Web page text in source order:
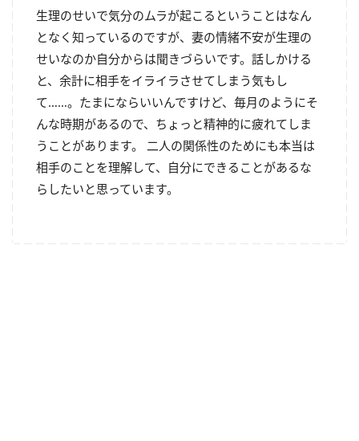
生理のせいで気分のムラが起こるということはなん
となく知っているのですが、妻の情緒不安が生理の
せいなのか自分からは聞きづらいです。話しかける
と、余計に相手をイライラさせてしまう気もし
て……。たまにならいいんですけど、毎月のようにそ
んな時期があるので、ちょっと精神的に疲れてしま
うことがあります。 二人の関係性のためにも本当は
相手のことを理解して、自分にできることがあるな
らしたいと思っています。